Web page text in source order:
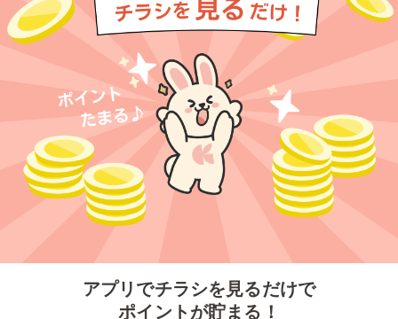
アプリでチラシを見るだけで
ポイントが貯まる！